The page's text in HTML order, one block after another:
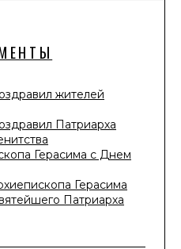
жителей
Патриарха
Герасима с Днем
Герасима
Патриарха